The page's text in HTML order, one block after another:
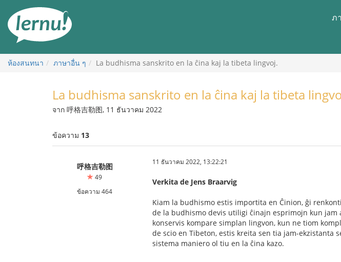
สารบัญ
ภ
ห้องสนทนา ภาษาอื่น ๆ La budhisma sanskrito en la ĉina kaj la tibeta lingvoj.
La budhisma sanskrito en la ĉina kaj la tibeta
จาก 呼格吉勒图, 11 ธันวาคม 2022
ข้อความ 13
呼格吉勒图
49
ข้อความ 464
11 ธันวาคม 2022, 13:22:21
Verkita de Jens Braarvig
Kiam la budhismo estis importita en Ĉinion, ĝi
de la budhismo devis utiligi ĉinajn esprimojn kun jam
konservis kompare simplan lingvon, kun ne tiom
de scio en Tibeton, estis kreita sen tia jam-ekzistanta
sistema maniero ol tiu en la ĉina kazo.